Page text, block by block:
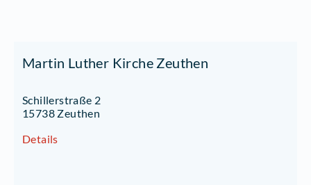
Martin Luther Kirche Zeuthen
Schillerstraße 2
15738 Zeuthen
Details